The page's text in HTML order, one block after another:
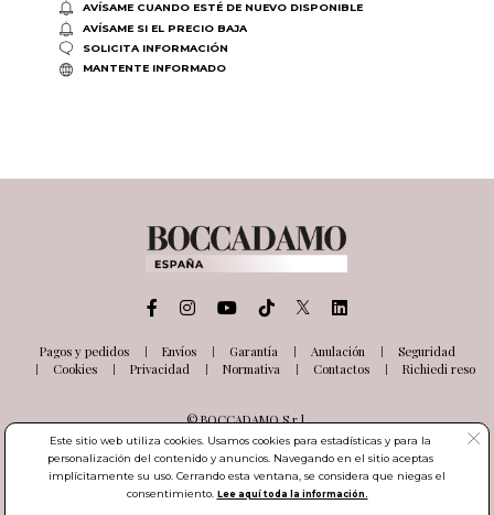
AVÍSAME CUANDO ESTÉ DE NUEVO DISPONIBLE
AVÍSAME SI EL PRECIO BAJA
SOLICITA INFORMACIÓN
MANTENTE INFORMADO
Pagos y pedidos Envíos Garantía Anulación
Seguridad
Cookies
Privacidad Normativa Contactos Richiedi reso
© BOCCADAMO S.r.l.
Via delle Industrie, 26
03100 Frosinone (FR) Italia
Número de IVA IT01985000601
Este sitio web utiliza cookies. Usamos cookies para estadísticas y para la
personalización del contenido y anuncios. Navegando en el sitio aceptas
implícitamente su uso. Cerrando esta ventana, se considera que niegas el
consentimiento. Lee aquí toda la información.